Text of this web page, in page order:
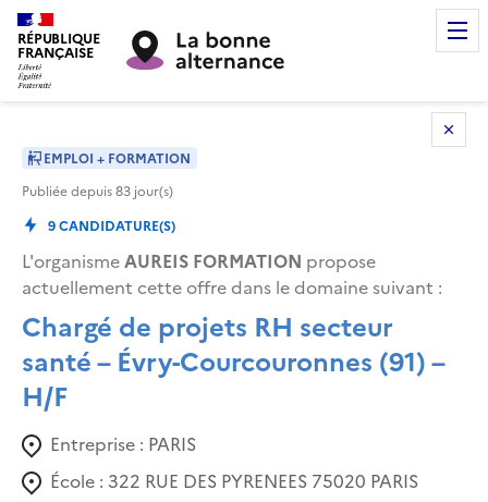
RÉPUBLIQUE
FRANÇAISE
EMPLOI + FORMATION
Publiée depuis83 jour(s)
9CANDIDATURE(S)
L'organismeAUREIS FORMATION propose
actuellement cette offre dans le domaine suivant :
Chargé de projets RH secteur
santé – Évry-Courcouronnes (91) –
H/F
Entreprise : PARIS
École : 322 RUE DES PYRENEES 75020 PARIS